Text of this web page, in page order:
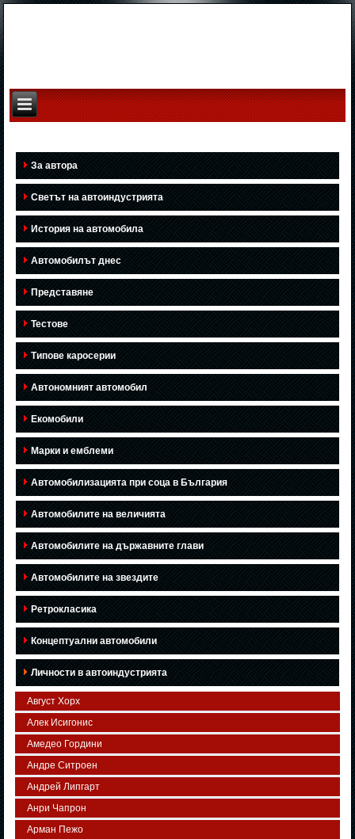
За автора
Светът на автоиндустрията
История на автомобила
Автомобилът днес
Представяне
Тестове
Типове каросерии
Автономният автомобил
Екомобили
Марки и емблеми
Автомобилизацията при соца в България
Автомобилите на величията
Автомобилите на държавните глави
Автомобилите на звездите
Ретрокласика
Концептуални автомобили
Личности в автоиндустрията
Август Хорх
Алек Исигонис
Амедео Гордини
Андре Ситроен
Андрей Липгарт
Анри Чапрон
Арман Пежо